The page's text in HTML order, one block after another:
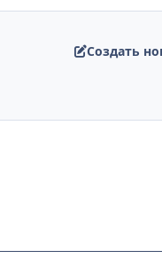
Создать